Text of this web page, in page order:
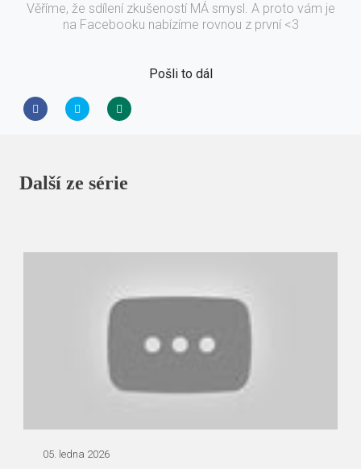
Věříme, že sdílení zkušeností MÁ smysl. A proto vám je
na Facebooku nabízíme rovnou z první <3
Pošli to dál
Další ze série
05. ledna 2026